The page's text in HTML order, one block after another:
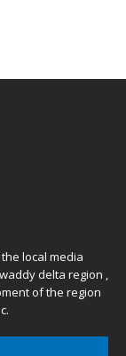
local media
delta region ,
of the region